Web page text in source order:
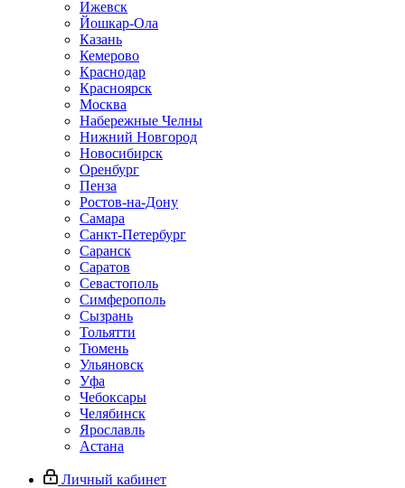
Ижевск
Йошкар-Ола
Казань
Кемерово
Краснодар
Красноярск
Москва
Набережные Челны
Нижний Новгород
Новосибирск
Оренбург
Пенза
Ростов-на-Дону
Самара
Санкт-Петербург
Саранск
Саратов
Севастополь
Симферополь
Сызрань
Тольятти
Тюмень
Ульяновск
Уфа
Чебоксары
Челябинск
Ярославль
Астана
Личный кабинет